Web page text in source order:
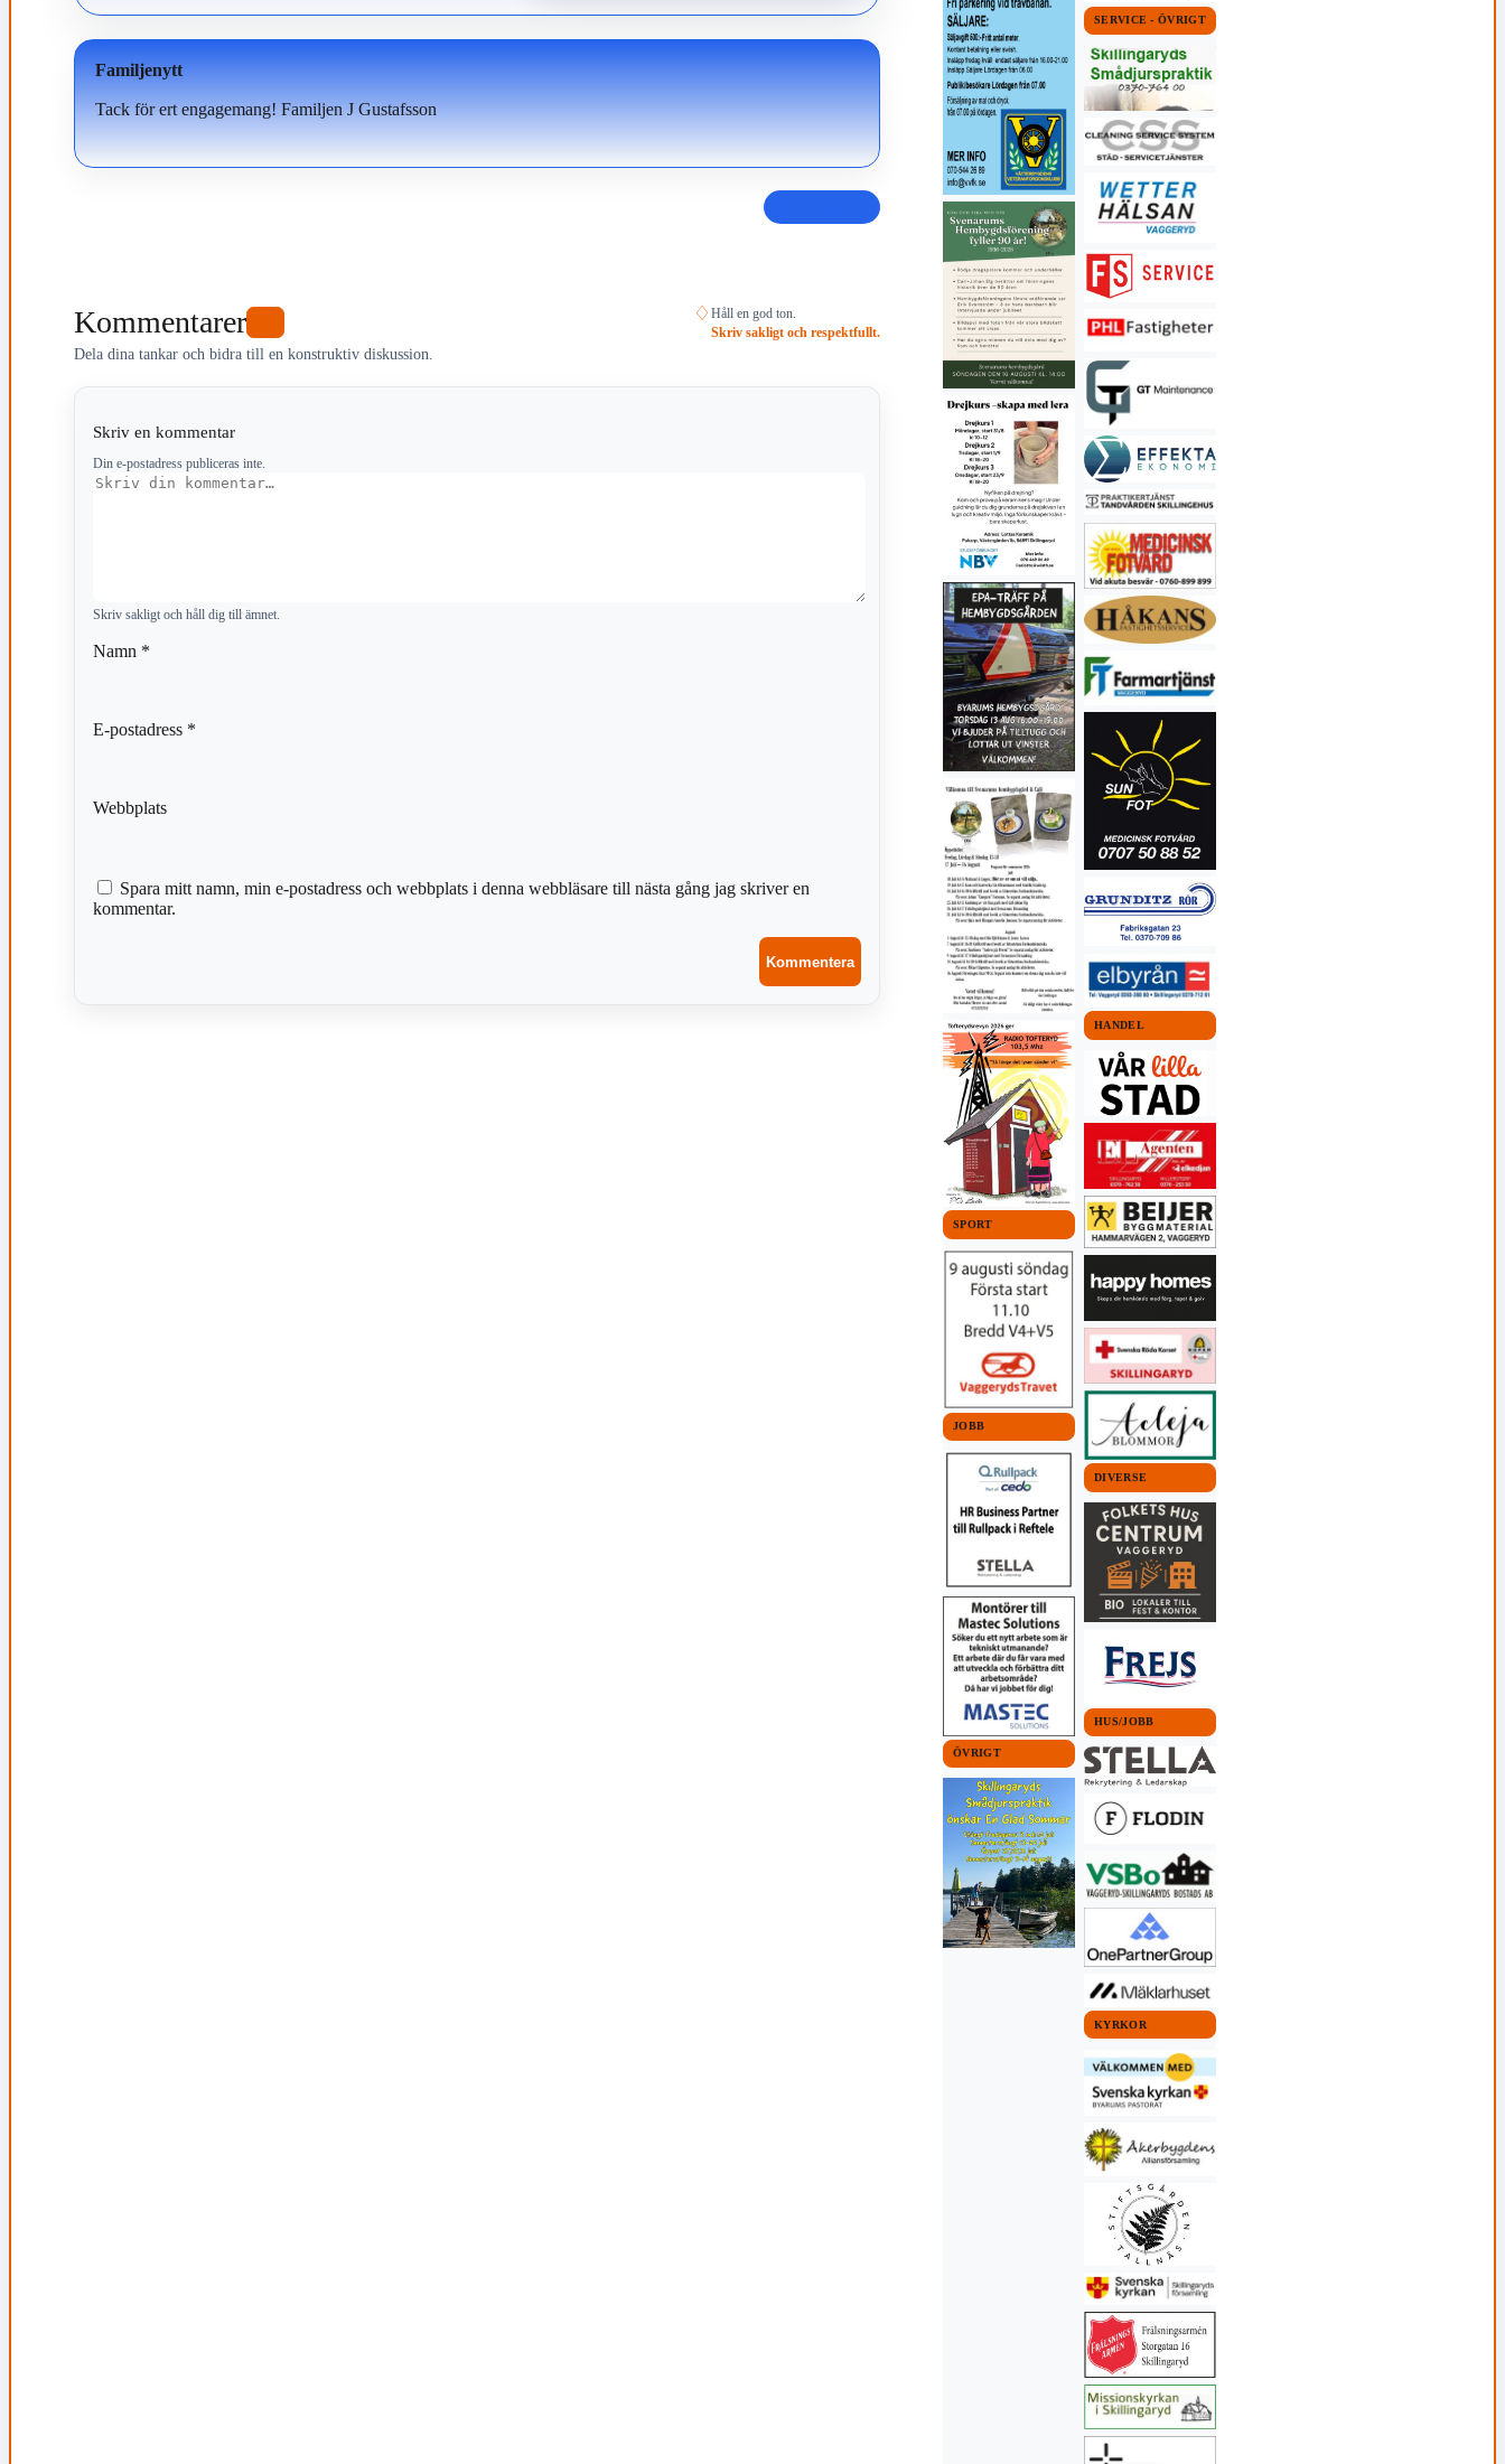
Familjenytt
Tack för ert engagemang! Familjen J Gustafsson
Kommentarer
Dela dina tankar och bidra till en konstruktiv diskussion.
♢ Håll en god ton.
Skriv sakligt och respektfullt.
Skriv en kommentar
Din e-postadress publiceras inte.
Kommentar
Skriv sakligt och håll dig till ämnet.
Namn *
E-postadress *
Webbplats
Spara mitt namn, min e-postadress och webbplats i denna webbläsare till nästa gång jag skriver en
kommentar.
SPORT
JOBB
ÖVRIGT
SERVICE - ÖVRIGT
HANDEL
DIVERSE
HUS/JOBB
KYRKOR